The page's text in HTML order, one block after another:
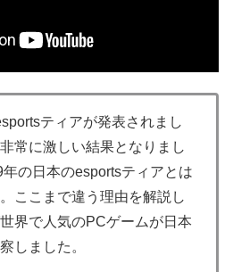
ティアが発表されまし
常に激しい結果となりまし
の日本のesportsティアとは
ここまで違う理由を解説し
界で人気のPCゲームが日本
しました。